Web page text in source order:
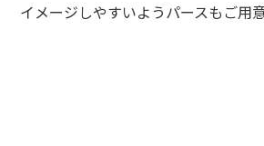
イメージしやすいようパースもご用